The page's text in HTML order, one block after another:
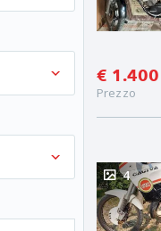
€ 1.400
Prezzo
4